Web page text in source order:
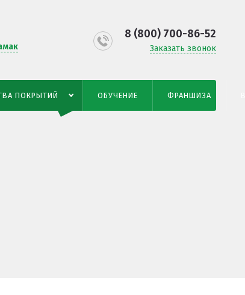
8 (800) 700-86-52
Заказать звонок
ПОКРЫТИЙ ОБУЧЕНИЕ ФРАНШИЗА